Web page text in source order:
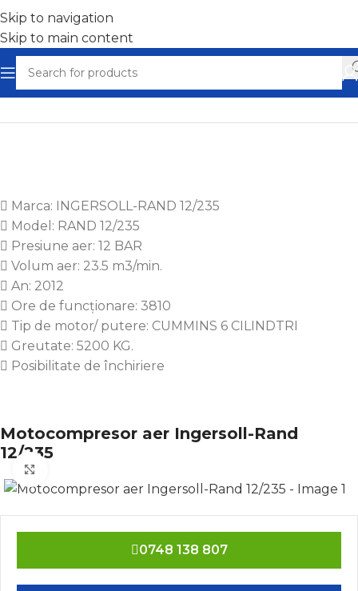
Skip to navigation
Skip to main content
Home/Motocompresoare
 Marca: INGERSOLL-RAND 12/235
 Model: RAND 12/235
 Presiune aer: 12 BAR
 Volum aer: 23.5 m3/min.
 An: 2012
 Ore de funcționare: 3810
 Tip de motor/ putere: CUMMINS 6 CILINDTRI
 Greutate: 5200 KG.
 Posibilitate de închiriere
Motocompresor aer Ingersoll-Rand
12/235
0748 138 807